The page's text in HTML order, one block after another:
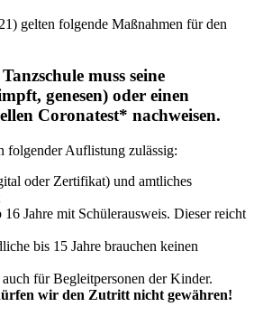
gelten folgende Maßnahmen für den
muss seine
genesen) oder einen
Coronatest* nachweisen.
folgender Auflistung zulässig:
oder Zertifikat) und amtliches
16 Jahre mit Schülerausweis. Dieser reicht
bis 15 Jahre brauchen keinen
für Begleitpersonen der Kinder.
wir den Zutritt nicht gewähren!